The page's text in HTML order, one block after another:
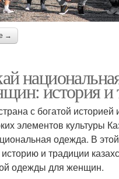
→
история и
с богатой историей
элементов культуры
одежда. В
и традиции
одежды для женщин.